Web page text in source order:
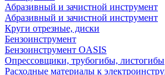
Абразивный и зачистной инструмент
Абразивный и зачистной инструмент
Круги отрезные, диски
Бензоинструмент
Бензоинструмент OASIS
Опрессовщики, трубогибы, листогибы
Расходные материалы к